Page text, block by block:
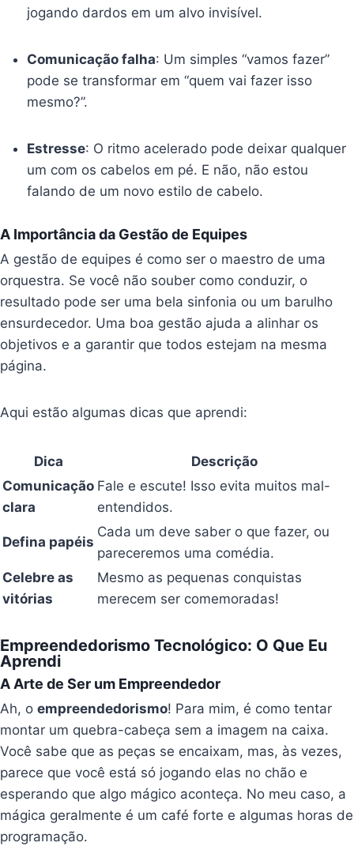
jogando dardos em um alvo invisível.
Comunicação falha: Um simples “vamos fazer”
pode se transformar em “quem vai fazer isso
mesmo?”.
Estresse: O ritmo acelerado pode deixar qualquer
um com os cabelos em pé. E não, não estou
falando de um novo estilo de cabelo.
A Importância da Gestão de Equipes
A gestão de equipes é como ser o maestro de uma
orquestra. Se você não souber como conduzir, o
resultado pode ser uma bela sinfonia ou um barulho
ensurdecedor. Uma boa gestão ajuda a alinhar os
objetivos e a garantir que todos estejam na mesma
página.
Aqui estão algumas dicas que aprendi:
Dica
Descrição
Comunicação
clara
Fale e escute! Isso evita muitos mal-
entendidos.
Defina papéis
Cada um deve saber o que fazer, ou
pareceremos uma comédia.
Celebre as
vitórias
Mesmo as pequenas conquistas
merecem ser comemoradas!
Empreendedorismo Tecnológico: O Que Eu
Aprendi
A Arte de Ser um Empreendedor
Ah, oempreendedorismo! Para mim, é como tentar
montar um quebra-cabeça sem a imagem na caixa.
Você sabe que as peças se encaixam, mas, às vezes,
parece que você está só jogando elas no chão e
esperando que algo mágico aconteça. No meu caso, a
mágica geralmente é um café forte e algumas horas de
programação.